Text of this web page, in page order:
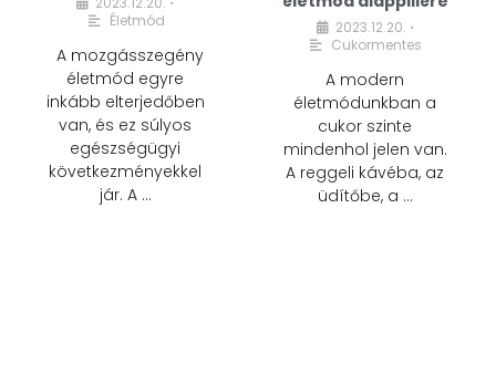
•
Életmód
A mozgásszegény
életmód egyre
inkább elterjedőben
van, és ez súlyos
egészségügyi
következményekkel
jár. A …
2023.12.20. •
Cukormentes
A modern
életmódunkban a
cukor szinte
mindenhol jelen van.
A reggeli kávéba, az
üdítőbe, a …